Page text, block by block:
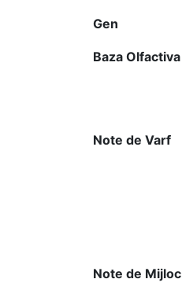
Gen
Baza Olfactiva
Note de Varf
Note de Mijloc